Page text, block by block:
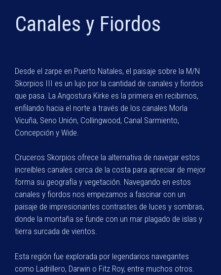
Canales y Fiordos
Desde el zarpe en Puerto Natales, el paisaje sobre la M/N
Skorpios III es un lujo por la cantidad de canales y fiordos
que pasa. La Angostura Kirke es la primera en recibirnos,
enfilando hacia el norte a través de los canales Morla
Vicuña, Seno Unión, Collingwood, Canal Sarmiento,
Concepción y Wide.
Cruceros Skorpios ofrece la alternativa de navegar estos
increíbles canales cerca de la costa para apreciar de mejor
forma su geografía y vegetación. Navegando en estos
canales y fiordos nos empezamos a fascinar con un
paisaje de impresionantes contrastes de luces y sombras,
donde la montaña se funde con un mar plagado de islas y
tierra surcada de vientos.
Esta región fue explorada por legendarios navegantes
como Ladrillero, Darwin o Fitz Roy, entre muchos otros.